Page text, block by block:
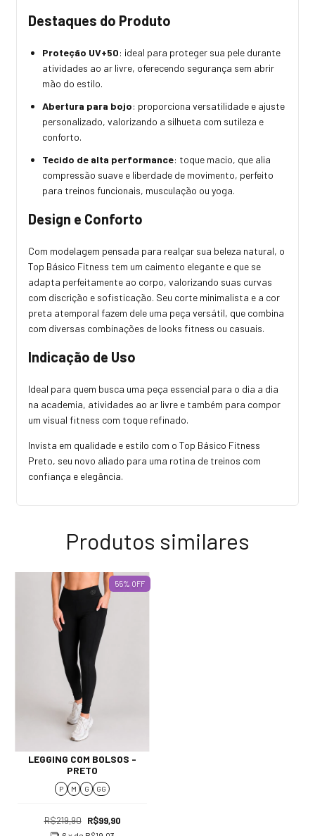
Destaques do Produto
Proteção UV+50: ideal para proteger sua pele durante
atividades ao ar livre, oferecendo segurança sem abrir
mão do estilo.
Abertura para bojo: proporciona versatilidade e ajuste
personalizado, valorizando a silhueta com sutileza e
conforto.
Tecido de alta performance: toque macio, que alia
compressão suave e liberdade de movimento, perfeito
para treinos funcionais, musculação ou yoga.
Design e Conforto
Com modelagem pensada para realçar sua beleza natural, o
Top Básico Fitness tem um caimento elegante e que se
adapta perfeitamente ao corpo, valorizando suas curvas
com discrição e sofisticação. Seu corte minimalista e a cor
preta atemporal fazem dele uma peça versátil, que combina
com diversas combinações de looks fitness ou casuais.
Indicação de Uso
Ideal para quem busca uma peça essencial para o dia a dia
na academia, atividades ao ar livre e também para compor
um visual fitness com toque refinado.
Invista em qualidade e estilo com o Top Básico Fitness
Preto, seu novo aliado para uma rotina de treinos com
confiança e elegância.
Produtos similares
55% OFF
LEGGING COM BOLSOS -
PRETO
P M G GG
R$219,90 R$99,90